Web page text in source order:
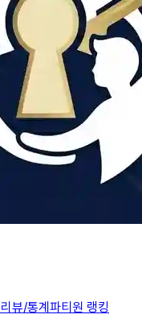
리뷰/통계파티원 랭킹